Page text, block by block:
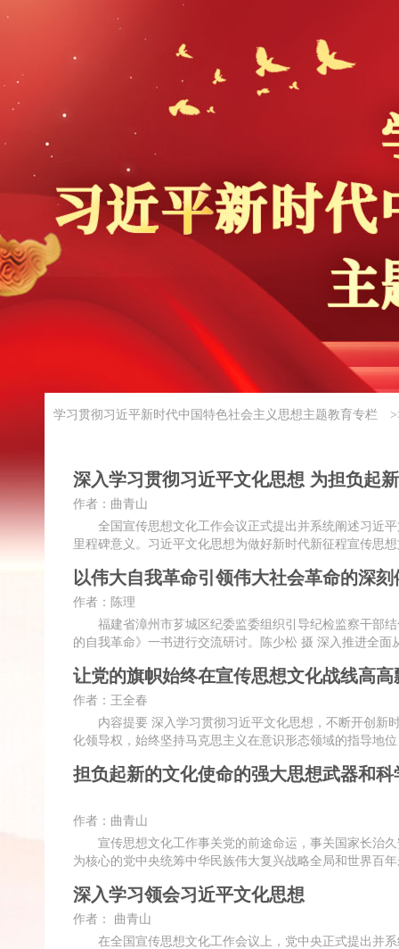
学习贯彻习近平新时代中国特色社会主义思想主题教育专栏
深入学习贯彻习近平文化思想 为担负起
作者：曲青山
全国宣传思想文化工作会议正式提出并系统阐述习近平
里程碑意义。习近平文化思想为做好新时代新征程宣传思
以伟大自我革命引领伟大社会革命的深刻
作者：陈理
福建省漳州市芗城区纪委监委组织引导纪检监察干部结
的自我革命》一书进行交流研讨。陈少松 摄 深入推进全
让党的旗帜始终在宣传思想文化战线高
作者：王全春
内容提要 深入学习贯彻习近平文化思想，不断开创新时
化领导权，始终坚持马克思主义在意识形态领域的指导地
担负起新的文化使命的强大思想武器和
作者：曲青山
宣传思想文化工作事关党的前途命运，事关国家长治久
为核心的党中央统筹中华民族伟大复兴战略全局和世界百
深入学习领会习近平文化思想
作者： 曲青山
在全国宣传思想文化工作会议上，党中央正式提出并系